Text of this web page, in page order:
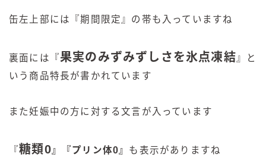
缶左上部には『期間限定』の帯も入っていますね
裏面には『果実のみずみずしさを氷点凍結 』と
いう商品特長が書かれています
また妊娠中の方に対する文言が入っています
『糖類0 』『プリン体0』 も表示がありますね